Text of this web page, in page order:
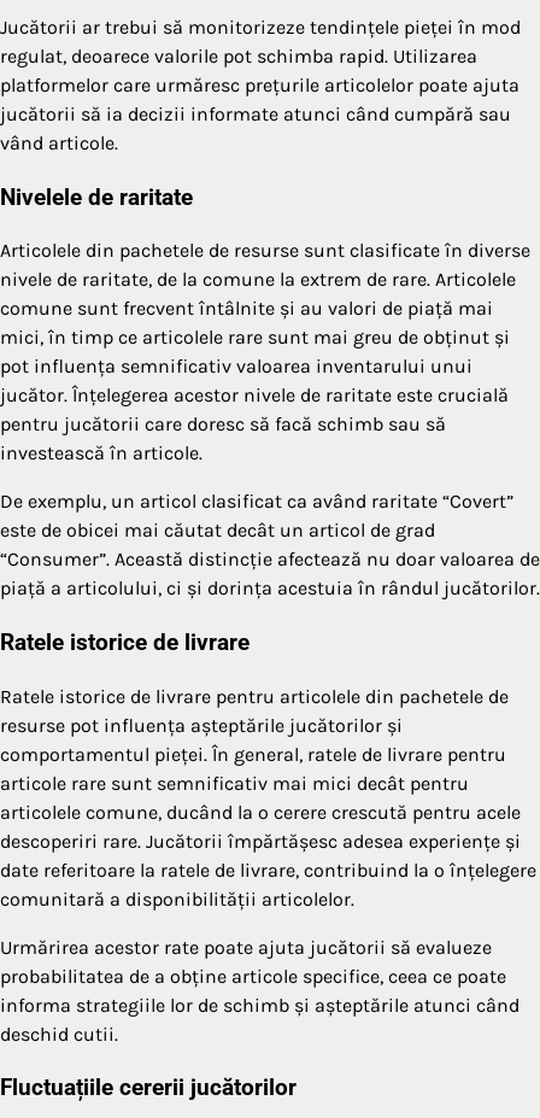
Jucătorii ar trebui să monitorizeze tendințele pieței în mod
regulat, deoarece valorile pot schimba rapid. Utilizarea
platformelor care urmăresc prețurile articolelor poate ajuta
jucătorii să ia decizii informate atunci când cumpără sau
vând articole.
Nivelele de raritate
Articolele din pachetele de resurse sunt clasificate în diverse
nivele de raritate, de la comune la extrem de rare. Articolele
comune sunt frecvent întâlnite și au valori de piață mai
mici, în timp ce articolele rare sunt mai greu de obținut și
pot influența semnificativ valoarea inventarului unui
jucător. Înțelegerea acestor nivele de raritate este crucială
pentru jucătorii care doresc să facă schimb sau să
investească în articole.
De exemplu, un articol clasificat ca având raritate “Covert”
este de obicei mai căutat decât un articol de grad
“Consumer”. Această distincție afectează nu doar valoarea de
piață a articolului, ci și dorința acestuia în rândul jucătorilor.
Ratele istorice de livrare
Ratele istorice de livrare pentru articolele din pachetele de
resurse pot influența așteptările jucătorilor și
comportamentul pieței. În general, ratele de livrare pentru
articole rare sunt semnificativ mai mici decât pentru
articolele comune, ducând la o cerere crescută pentru acele
descoperiri rare. Jucătorii împărtășesc adesea experiențe și
date referitoare la ratele de livrare, contribuind la o înțelegere
comunitară a disponibilității articolelor.
Urmărirea acestor rate poate ajuta jucătorii să evalueze
probabilitatea de a obține articole specifice, ceea ce poate
informa strategiile lor de schimb și așteptările atunci când
deschid cutii.
Fluctuațiile cererii jucătorilor